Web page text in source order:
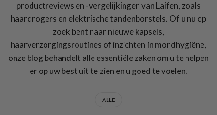
productreviews en -vergelijkingen van Laifen, zoals
haardrogers en elektrische tandenborstels. Of u nu op
zoek bent naar nieuwe kapsels,
haarverzorgingsroutines of inzichten in mondhygiëne,
onze blog behandelt alle essentiële zaken om u te helpen
er op uw best uit te zien en u goed te voelen.
ALLE